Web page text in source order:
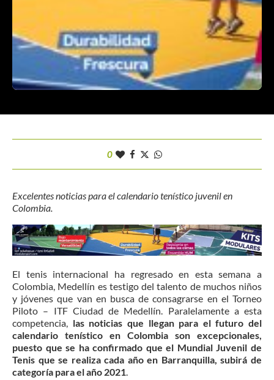
0
Excelentes noticias para el calendario tenístico juvenil en
Colombia.
El tenis internacional ha regresado en esta semana a
Colombia, Medellín es testigo del talento de muchos niños
y jóvenes que van en busca de consagrarse en el Torneo
Piloto – ITF Ciudad de Medellín. Paralelamente a esta
competencia, las noticias que llegan para el futuro del
calendario tenístico en Colombia son excepcionales,
puesto que se ha confirmado que el Mundial Juvenil de
Tenis que se realiza cada año en Barranquilla, subirá de
categoría para el año 2021